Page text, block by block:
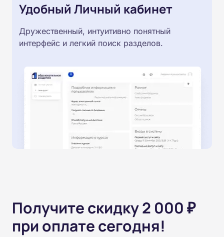
Удобный Личный кабинет
Дружественный, интуитивно понятный
интерфейс и легкий поиск разделов.
Получите скидку 2 000 ₽
при оплате сегодня!